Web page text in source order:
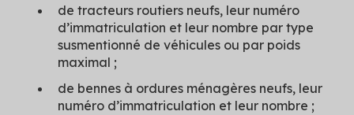
de tracteurs routiers neufs, leur numéro
d’immatriculation et leur nombre par type
susmentionné de véhicules ou par poids
maximal ;
de bennes à ordures ménagères neufs, leur
numéro d’immatriculation et leur nombre ;